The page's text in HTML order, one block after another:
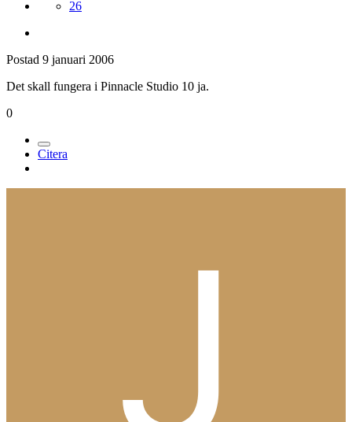
26
Postad 9 januari 2006
Det skall fungera i Pinnacle Studio 10 ja.
0
Citera